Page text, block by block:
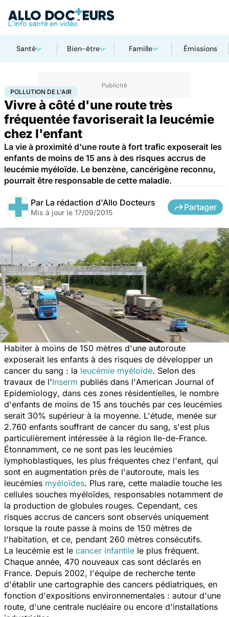
Santé Bien-être Famille Émissions
AccueilBien-être Pollution de l'air
POLLUTION DE L'AIR
Vivre à côté d'une route très
fréquentée favoriserait la leucémie
chez l'enfant
La vie à proximité d'une route à fort trafic exposerait les
enfants de moins de 15 ans à des risques accrus de
leucémie myéloïde. Le benzène, cancérigène reconnu,
pourrait être responsable de cette maladie.
Par La rédaction d'Allo Docteurs
Mis à jour le 17/09/2015
Partager
Habiter à moins de 150 mètres d'une autoroute
exposerait les enfants à des risques de développer un
cancer du sang : la leucémie myéloïde. Selon des
travaux de l'Inserm publiés dans l'American Journal of
Epidemiology, dans ces zones résidentielles, le nombre
d'enfants de moins de 15 ans touchés par ces leucémies
serait 30% supérieur à la moyenne. L'étude, menée sur
2.760 enfants souffrant de cancer du sang, s'est plus
particulièrement intéressée à la région Ile-de-France.
Étonnamment, ce ne sont pas les leucémies
lymphoblastiques, les plus fréquentes chez l'enfant, qui
sont en augmentation près de l'autoroute, mais les
leucémies myéloïdes. Plus rare, cette maladie touche les
cellules souches myéloïdes, responsables notamment de
la production de globules rouges. Cependant, ces
risques accrus de cancers sont observés uniquement
lorsque la route passe à moins de 150 mètres de
l'habitation, et ce, pendant 260 mètres consécutifs.
La leucémie est le cancer infantile le plus fréquent.
Chaque année, 470 nouveaux cas sont déclarés en
France. Depuis 2002, l'équipe de recherche tente
d'établir une cartographie des cancers pédiatriques, en
fonction d'expositions environnementales : autour d'une
route, d'une centrale nucléaire ou encore d'installations